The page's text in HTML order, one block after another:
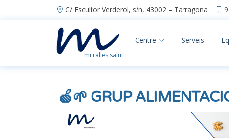
C/ Escultor Verderol, s/n, 43002 – Tarragona
muralles salut
Centre Serveis
🍏🌱 GRUP